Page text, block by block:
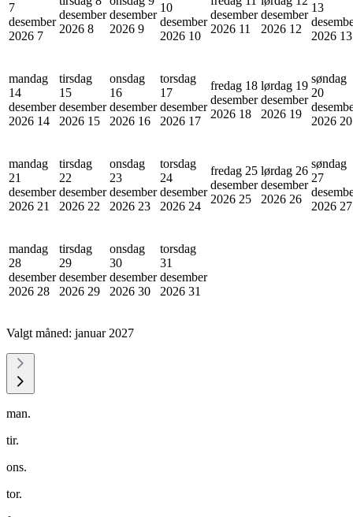
7
desember
2026 7
desember
2026 8
desember
2026 9
10
desember
2026 10
desember
2026 11
desember
2026 12
13
2026 13
mandag
14
desember
2026 14
tirsdag
15
desember
2026 15
onsdag
16
desember
2026 16
torsdag
17
desember
2026 17
fredag 18
desember
2026 18
lørdag 19
desember
2026 19
søndag
20
2026 20
mandag
21
desember
2026 21
tirsdag
22
desember
2026 22
onsdag
23
desember
2026 23
torsdag
24
desember
2026 24
fredag 25
desember
2026 25
lørdag 26
desember
2026 26
søndag
27
2026 27
mandag
28
desember
2026 28
tirsdag
29
desember
2026 29
onsdag
30
desember
2026 30
torsdag
31
desember
2026 31
Valgt måned: januar 2027
man.
tir.
ons.
tor.